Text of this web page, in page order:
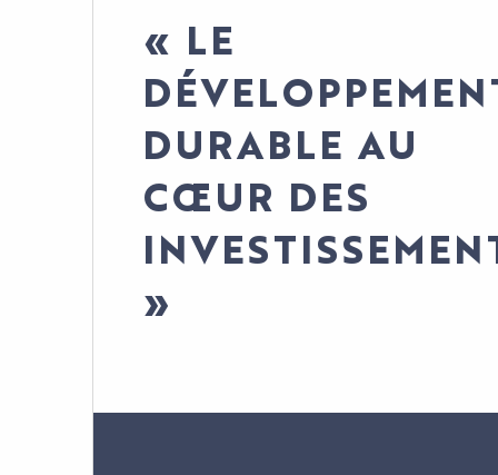
L'AGENDA
LE PALAIS
LES ACTUALITÉS
VOTRE ÉVÈNEMENT
INFOS PRATIQUES
« LE
DURABLE AU
CŒUR DES
»